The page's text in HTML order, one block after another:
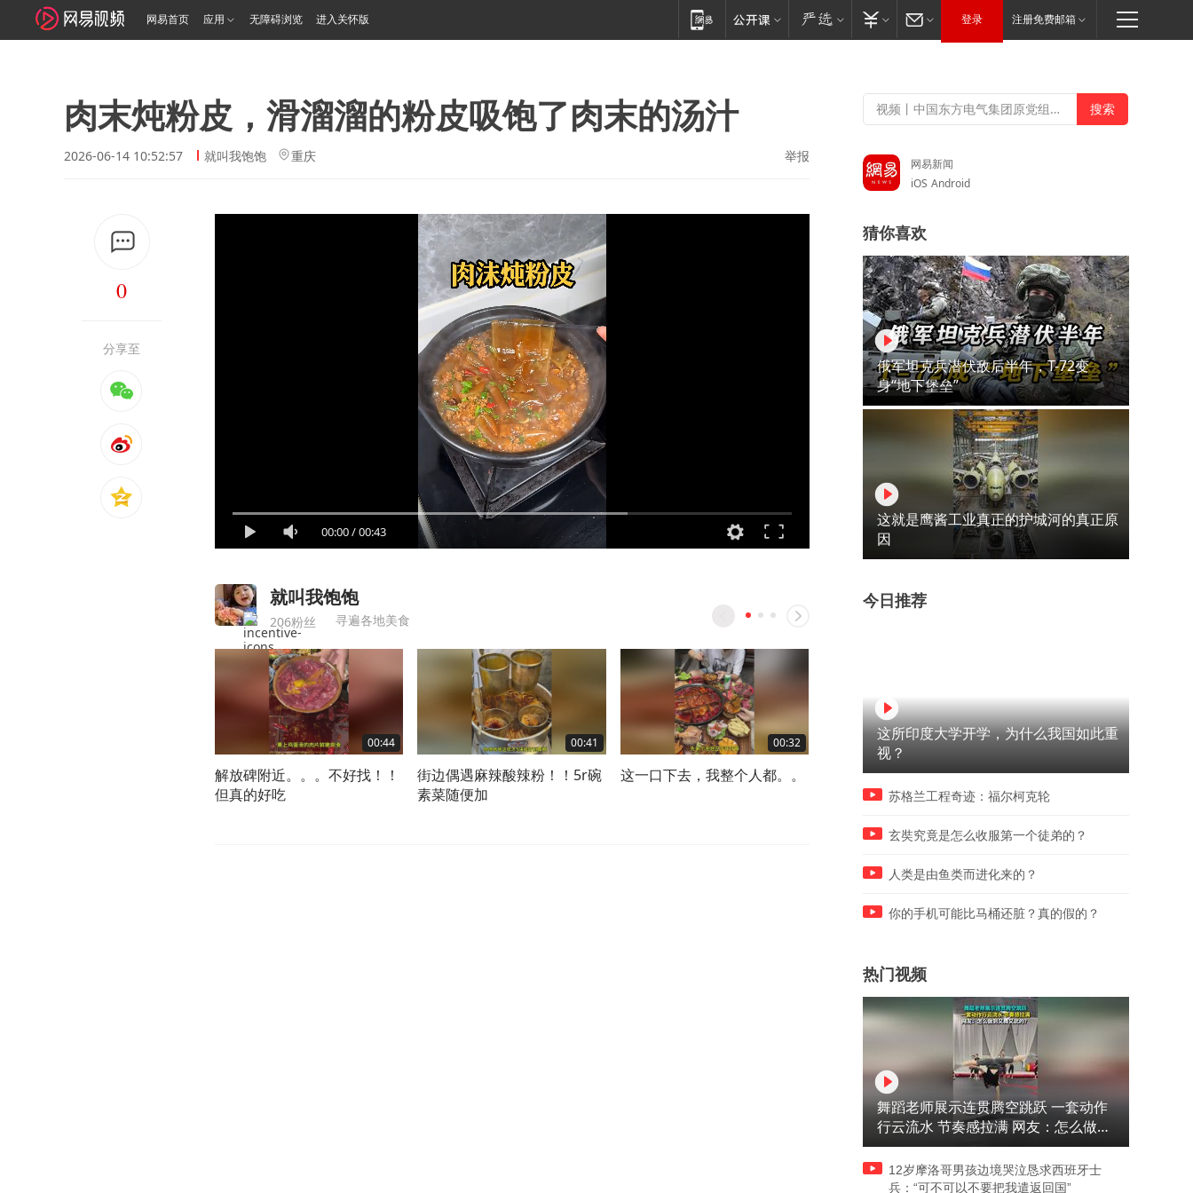
网易首页 应用 无障碍浏览 进入关怀版 登录 注册免费邮箱
肉末炖粉皮，滑溜溜的粉皮吸饱了肉末的汤汁
2026-06-14 10:52:57 就叫我饱饱 重庆 举报
0
分享至
00:00/00:43
就叫我饱饱
206粉丝 寻遍各地美食
00:44
解放碑附近。。。不好找！！
但真的好吃
00:41
街边偶遇麻辣酸辣粉！！5r碗
素菜随便加
00:32
这一口下去，我整个人都。。
00:36
这一剪刀下去，我整个人
都。。。
街边偶遇1块钱的红糖凉
虾！！太太太好吃了
网易新闻
iOS Android
猜你喜欢
俄军坦克兵潜伏敌后半年，T-72变
身“地下堡垒”
这就是鹰酱工业真正的护城河的真正原
因
今日推荐
这所印度大学开学，为什么我国如此重
视？
苏格兰工程奇迹：福尔柯克轮
玄奘究竟是怎么收服第一个徒弟的？
人类是由鱼类而进化来的？
你的手机可能比马桶还脏？真的假的？
热门视频
舞蹈老师展示连贯腾空跳跃 一套动作
行云流水 节奏感拉满 网友：怎么做到
又舞又武的？
12岁摩洛哥男孩边境哭泣恳求西班牙士
兵：“可不可以不要把我遣返回国”